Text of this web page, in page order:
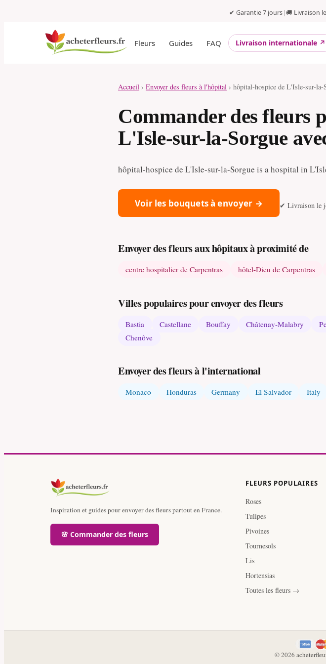
✔ Garantie 7 jours|🚚 Livraison
Fleurs Guides FAQ Livraison internationale ↗
Accueil › Envoyer des fleurs à l'hôpital › hôpital-hospice de L'Isle-sur-la-
Commander des fleurs
L'Isle-sur-la-Sorgue
hôpital-hospice de L'Isle-sur-la-Sorgue is a hospital in
Voir les bouquets à envoyer → ✔ Livraison le
Envoyer des fleurs aux hôpitaux à proximité de
centre hospitalier de Carpentras hôtel-Dieu de Carpentras
Villes populaires pour envoyer des fleurs
Bastia Castellane Bouffay Châtenay-Malabry
Chenôve
Envoyer des fleurs à l'international
Monaco Honduras Germany El Salvador Italy
Inspiration et guides pour envoyer des fleurs partout en France.
🌸 Commander des fleurs
FLEURS POPULAIRES
Roses
Tulipes
Pivoines
Tournesols
Lis
Hortensias
Toutes les fleurs →
© 2026